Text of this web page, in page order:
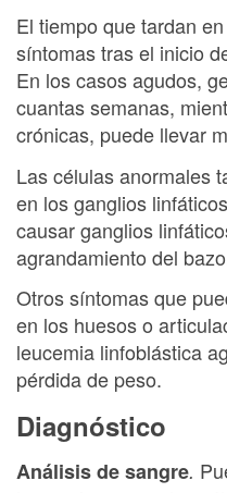
El tiempo que tardan
síntomas tras el inicio
En los casos agudos,
cuantas semanas,
crónicas, puede llevar
Las células anormales
en los ganglios
causar ganglios
agrandamiento del
Otros síntomas que
en los huesos o
leucemia linfoblástica
pérdida de peso.
Diagnóstico
Análisis de sangre.